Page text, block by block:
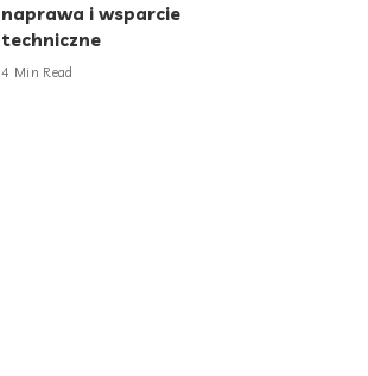
naprawa i wsparcie
techniczne
4 Min Read